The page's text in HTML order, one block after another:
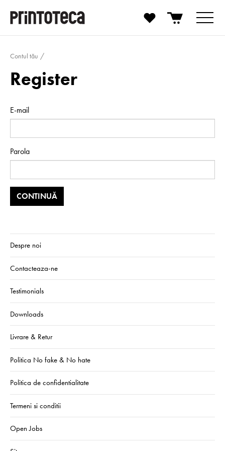
Contul tău
Register
E-mail
Parola
Despre noi
Contacteaza-ne
Testimonials
Downloads
Livrare & Retur
Politica No fake & No hate
Politica de confidentialitate
Termeni si conditii
Open Jobs